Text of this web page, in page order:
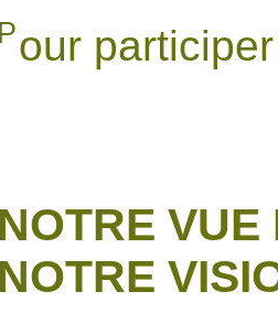
Pour
NOTRE VUE
NOTRE